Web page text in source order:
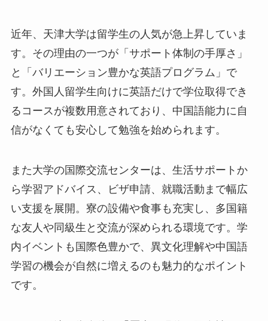
近年、天津大学は留学生の人気が急上昇していま
す。その理由の一つが「サポート体制の手厚さ」
と「バリエーション豊かな英語プログラム」で
す。外国人留学生向けに英語だけで学位取得でき
るコースが複数用意されており、中国語能力に自
信がなくても安心して勉強を始められます。
また大学の国際交流センターは、生活サポートか
ら学習アドバイス、ビザ申請、就職活動まで幅広
い支援を展開。寮の設備や食事も充実し、多国籍
な友人や同級生と交流が深められる環境です。学
内イベントも国際色豊かで、異文化理解や中国語
学習の機会が自然に増えるのも魅力的なポイント
です。